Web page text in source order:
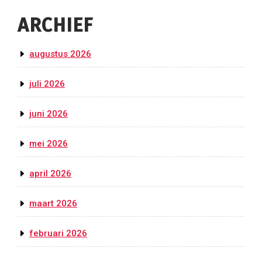
ARCHIEF
augustus 2026
juli 2026
juni 2026
mei 2026
april 2026
maart 2026
februari 2026